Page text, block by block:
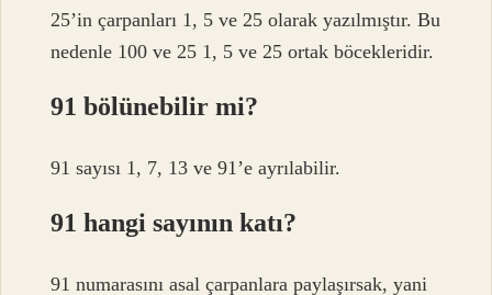
25’in çarpanları 1, 5 ve 25 olarak yazılmıştır. Bu
nedenle 100 ve 25 1, 5 ve 25 ortak böcekleridir.
91 bölünebilir mi?
91 sayısı 1, 7, 13 ve 91’e ayrılabilir.
91 hangi sayının katı?
91 numarasını asal çarpanlara paylaşırsak, yani